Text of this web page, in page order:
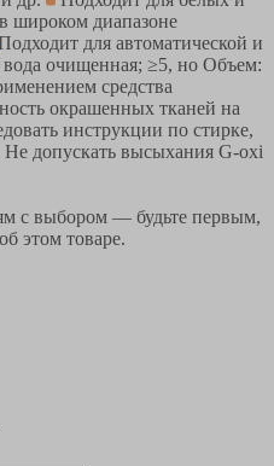
широком диапазоне
для автоматической и
вода очищенная; ≥5, но Объем:
средства
окрашенных тканей на
инструкции по стирке,
допускать высыхания G-oxi
с выбором — будьте первым,
этом товаре.